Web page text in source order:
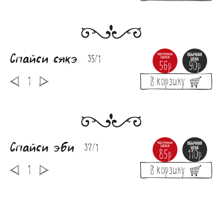
90р
56р
Спайси сякэ 35/1
В корзину
110р
85р
Спайси эби 37/1
В корзину